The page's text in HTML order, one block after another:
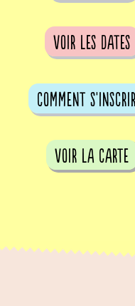
voir les dates
comment
voir la carte